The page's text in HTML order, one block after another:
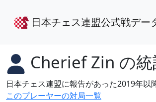
日本チェス連盟公式戦デー
Cherief Zin の
日本チェス連盟に報告があった2019年
このプレーヤーの対局一覧